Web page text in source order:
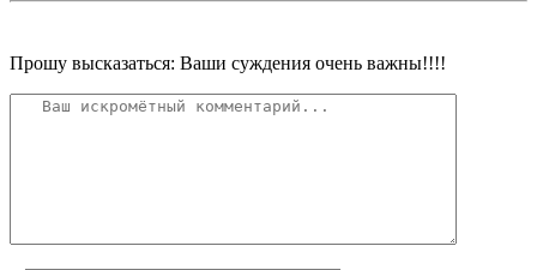
Прошу высказаться: Ваши суждения очень важны!!!!